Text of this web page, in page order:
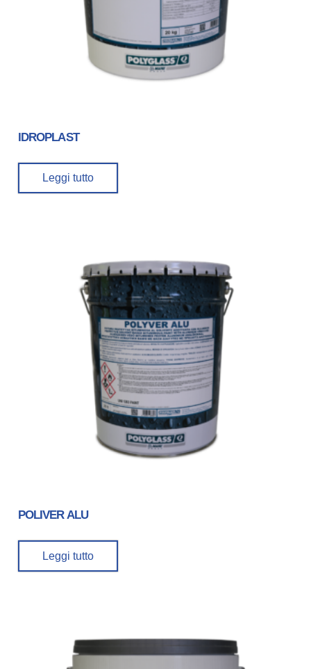
IDROPLAST
Leggi tutto
POLIVER ALU
Leggi tutto